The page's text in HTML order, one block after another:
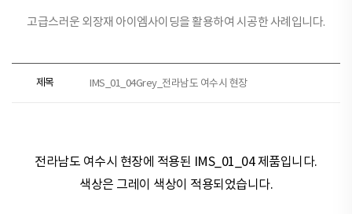
고급스러운 외장재 아이엠사이딩을 활용하여 시공한 사례입니다.
제목 IMS_01_04Grey_전라남도 여수시 현장
전라남도 여수시 현장​​에 적용된 IMS_01_04 제품입니다.
색상은 그레이 색상이 적용되었습니다.